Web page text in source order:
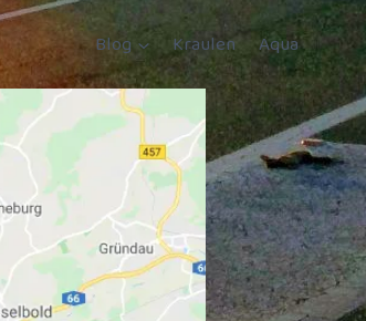
Blog Kraulen Aqua